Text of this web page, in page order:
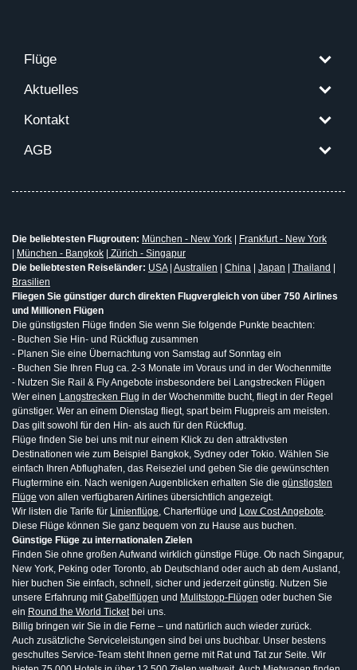
Flüge
Aktuelles
Kontakt
AGB
Die beliebtesten Flugrouten: München - New York
Frankfurt - New York
München - Bangkok
Zürich - Singapur
Die beliebtesten Reiseländer: USA| Australien China Japan Thailand
Brasilien
Fliegen Sie günstiger durch direkten Flugvergleich von über 750 Airlines
und Millionen Flügen
Die günstigsten Flüge finden Sie wenn Sie folgende Punkte beachten:
- Buchen Sie Hin- und Rückflug zusammen
- Planen Sie eine Übernachtung von Samstag auf Sonntag ein
- Buchen Sie Ihren Flug ca. 2-3 Monate im Voraus und in der Wochenmitte
- Nutzen Sie Rail & Fly Angebote insbesondere bei Langstrecken Flügen
Wer einen Langstrecken Flug in der Wochenmitte bucht, fliegt in der Regel
günstiger. Wer an einem Dienstag fliegt, spart beim Flugpreis am meisten.
Das gilt sowohl für den Hin- als auch für den Rückflug.
Flüge finden Sie bei uns mit nur einem Klick zu den attraktivsten
Destinationen wie zum Beispiel Bangkok, Sydney oder Tokio. Wählen Sie
einfach Ihren Abflughafen, das Reiseziel und geben Sie die gewünschten
Flugtermine ein. Nach wenigen Augenblicken erhalten Sie die günstigsten
Flüge von allen verfügbaren Airlines übersichtlich angezeigt.
Wir listen die Tarife für Linienflüge, Charterflüge und Low Cost Angebote.
Diese Flüge können Sie ganz bequem von zu Hause aus buchen.
Günstige Flüge zu internationalen Zielen
Finden Sie ohne großen Aufwand wirklich günstige Flüge. Ob nach Singapur,
New York, Peking oder Toronto, ab Deutschland oder auch ab dem Ausland,
hier buchen Sie einfach, schnell, sicher und jederzeit günstig. Nutzen Sie
unsere Erfahrung mitGabelflügen und Mulitstopp-Flügen oder buchen Sie
ein Round the World Ticketbei uns.
Billig bringen wir Sie in die Ferne – und natürlich auch wieder zurück.
Auch zusätzliche Serviceleistungen sind bei uns buchbar. Unser bestens
geschultes Service-Team steht Ihnen gerne mit Rat und Tat zur Seite. Wir